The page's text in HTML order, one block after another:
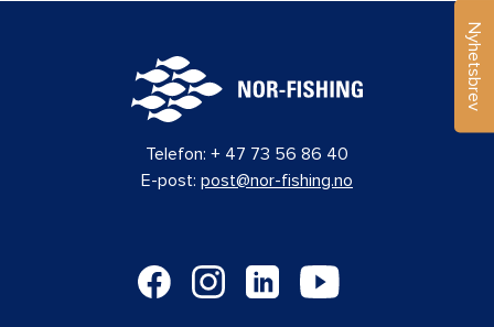
Nyhetsbrev
Telefon: + 47 73 56 86 40
E-post: post@nor-fishing.no